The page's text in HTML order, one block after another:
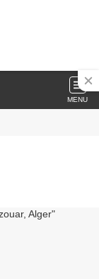
MENU